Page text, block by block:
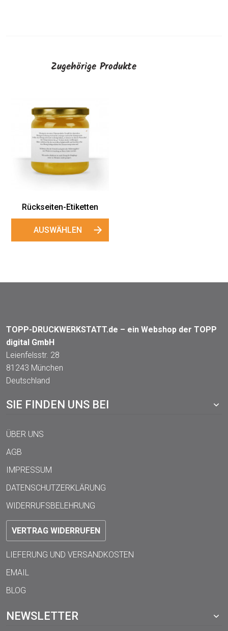
Zugehörige Produkte
Rückseiten-Etiketten
AUSWÄHLEN
TOPP-DRUCKWERKSTATT.de – ein Webshop der TOPP
digital GmbH
Leienfelsstr. 28
81243 München
Deutschland
SIE FINDEN UNS BEI
ÜBER UNS
AGB
IMPRESSUM
DATENSCHUTZERKLÄRUNG
WIDERRUFSBELEHRUNG
VERTRAG WIDERRUFEN
LIEFERUNG UND VERSANDKOSTEN
EMAIL
BLOG
NEWSLETTER